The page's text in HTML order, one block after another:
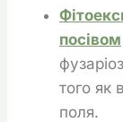
посівом
того як
поля.